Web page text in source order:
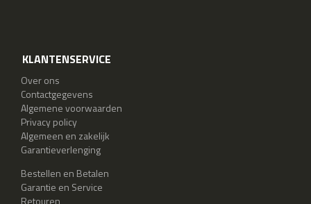
KLANTENSERVICE
Over ons
Contactgegevens
Algemene voorwaarden
Privacy policy
Algemeen en zakelijk
Garantieverlenging
Bestellen en Betalen
Garantie en Service
Retouren